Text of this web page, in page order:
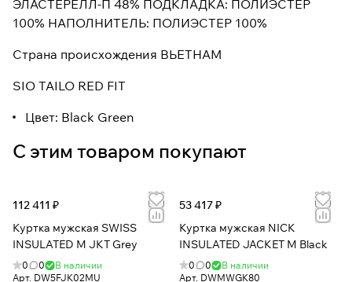
ЭЛАСТЕРЕЛЛ-П 48% ПОДКЛАДКА: ПОЛИЭСТЕР
100% НАПОЛНИТЕЛЬ: ПОЛИЭСТЕР 100%
Страна происхождения ВЬЕТНАМ
SIO TAILO RED FIT
Цвет: Black Green
С этим товаром покупают
112 411 ₽
Куртка мужская SWISS
INSULATED M JKT Grey
0 0
В наличии
Арт. DW5FJK02MU
53 417 ₽
Куртка мужская NICK
INSULATED JACKET M Black
0 0
В наличии
Арт. DWMWGK80